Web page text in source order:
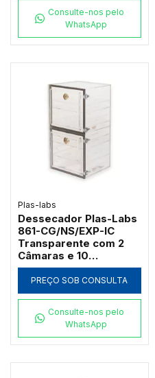
X 0,2MLConsulte-nos pelo
WhatsApp
Plas-labs
Dessecador Plas-Labs
861-CG/NS/EXP-IC
Transparente com 2
Câmaras e 10
Prateleiras
PREÇO SOB CONSULTA
Consulte-nos pelo
WhatsApp